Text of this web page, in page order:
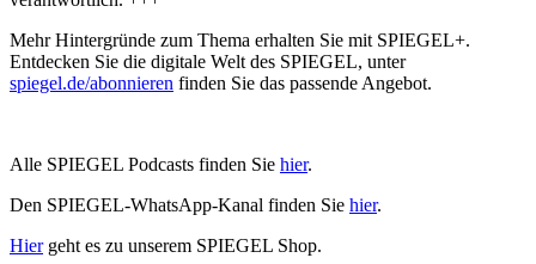
Mehr Hintergründe zum Thema erhalten Sie mit SPIEGEL+.
Entdecken Sie die digitale Welt des SPIEGEL, unter
spiegel.de/abonnieren finden Sie das passende Angebot.
Alle SPIEGEL Podcasts finden Sie hier.
Den SPIEGEL-WhatsApp-Kanal finden Sie hier.
Hiergeht es zu unserem SPIEGEL Shop.